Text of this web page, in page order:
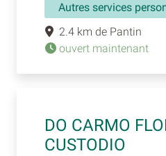
Autres services
2.4 km de Pantin
ouvert maintenant
DO CARMO
CUSTODIO